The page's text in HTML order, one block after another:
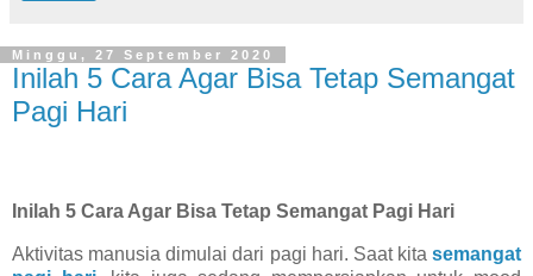
Minggu, 27 September 2020
Inilah 5 Cara Agar Bisa Tetap Semangat
Pagi Hari
Inilah 5 Cara Agar Bisa Tetap Semangat Pagi Hari
Aktivitas manusia dimulai dari pagi hari. Saat kita semangat